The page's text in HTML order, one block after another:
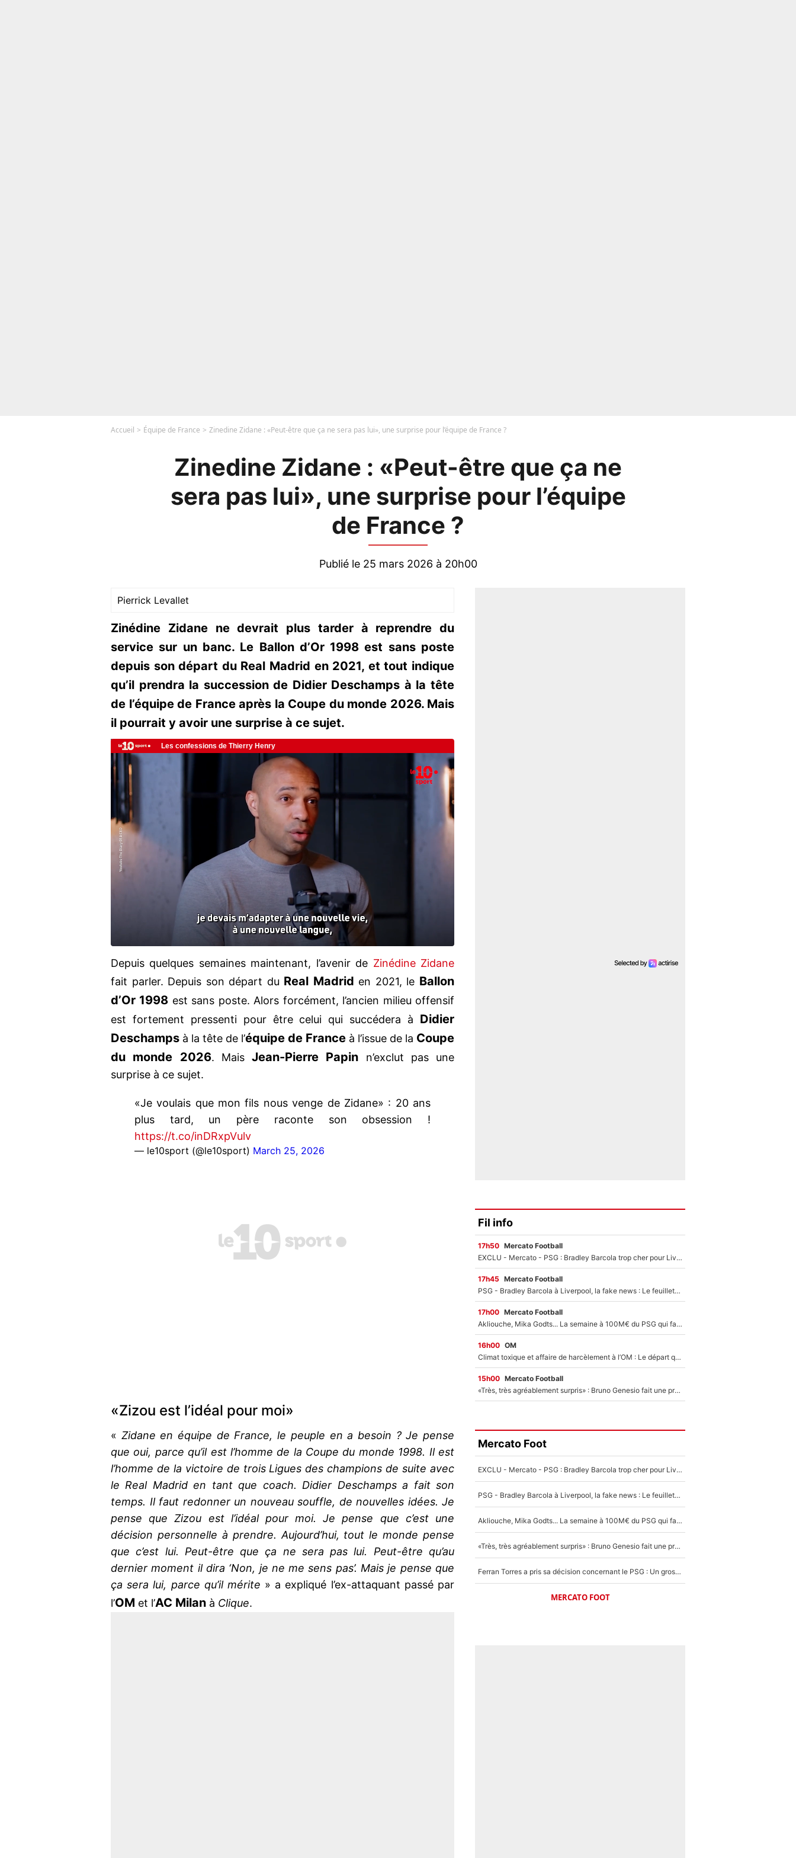
Accueil Équipe de France Zinedine Zidane : «Peut-être que ça ne sera pas lui», une surprise pour l’équipe de France ?
Zinedine Zidane : «Peut-être que ça ne
sera pas lui», une surprise pour l’équipe
de France ?
Publié le 25 mars 2026 à 20h00
Pierrick Levallet
Zinédine Zidane ne devrait plus tarder à reprendre du
service sur un banc. Le Ballon d’Or 1998 est sans poste
depuis son départ du Real Madrid en 2021, et tout indique
qu’il prendra la succession de Didier Deschamps à la tête
de l’équipe de France après la Coupe du monde 2026. Mais
il pourrait y avoir une surprise à ce sujet.
Depuis quelques semaines maintenant, l’avenir de Zinédine Zidane
fait parler. Depuis son départ du Real Madrid en 2021, le Ballon
d’Or 1998 est sans poste. Alors forcément, l’ancien milieu offensif
est fortement pressenti pour être celui qui succédera à Didier
Deschamps à la tête de l’équipe de France à l’issue de la Coupe
du monde 2026. Mais Jean-Pierre Papin
n’exclut pas une
surprise à ce sujet.
«Je voulais que mon fils nous venge de Zidane» : 20 ans
plus tard, un père raconte son obsession !
https://t.co/inDRxpVulv
— le10sport (@le10sport) March 25, 2026
«Zizou est l’idéal pour moi»
« Zidane en équipe de France, le peuple en a besoin ? Je pense
que oui, parce qu’il est l’homme de la Coupe du monde 1998. Il est
l’homme de la victoire de trois Ligues des champions de suite avec
le Real Madrid en tant que coach. Didier Deschamps a fait son
temps. Il faut redonner un nouveau souffle, de nouvelles idées. Je
pense que Zizou est l’idéal pour moi. Je pense que c’est une
décision personnelle à prendre. Aujourd’hui, tout le monde pense
que c’est lui. Peut-être que ça ne sera pas lui. Peut-être qu’au
dernier moment il dira ‘Non, je ne me sens pas’. Mais je pense que
ça sera lui, parce qu’il mérite » a expliqué l’ex-attaquant passé par
l’OM et l’AC Milan à Clique.
Fil info
17h50 Mercato Football
EXCLU - Mercato - PSG : Bradley Barcola trop cher pour Liverpool
17h45 Mercato Football
PSG - Bradley Barcola à Liverpool, la fake news : Le feuilleton continue !
17h00 Mercato Football
Akliouche, Mika Godts... La semaine à 100M€ du PSG qui fait basculer le mercato du PSG !
16h00 OM
Climat toxique et affaire de harcèlement à l’OM : Le départ qui soulage le vestiaire de Bruno Genesio
15h00 Mercato Football
«Très, très agréablement surpris» : Bruno Genesio fait une promesse pour la suite du mercato de l’OM et rassure les supporters
Mercato Foot
EXCLU - Mercato - PSG : Bradley Barcola trop cher pour Liverpool
PSG - Bradley Barcola à Liverpool, la fake news : Le feuilleton continue !
Akliouche, Mika Godts... La semaine à 100M€ du PSG qui fait basculer le mercato du PSG !
«Très, très agréablement surpris» : Bruno Genesio fait une promesse pour la suite du mercato de l’OM et rassure les supporters
Ferran Torres a pris sa décision concernant le PSG : Un gros club étranger prêt à relancer le feuilleton pour la signature du champion du monde 2026 !
MERCATO FOOT